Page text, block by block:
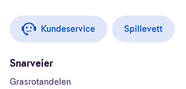
Kundeservice Spillevett
Snarveier
Grasrotandelen